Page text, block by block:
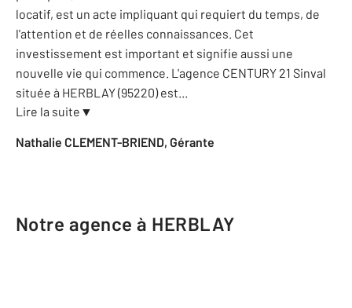
locatif, est un acte impliquant qui requiert du temps, de
l'attention et de réelles connaissances. Cet
investissement est important et signifie aussi une
nouvelle vie qui commence. L'agence CENTURY 21 Sinval
située à HERBLAY (95220) est
Lire la suite ▼
Nathalie CLEMENT-BRIEND, Gérante
Notre agence à HERBLAY